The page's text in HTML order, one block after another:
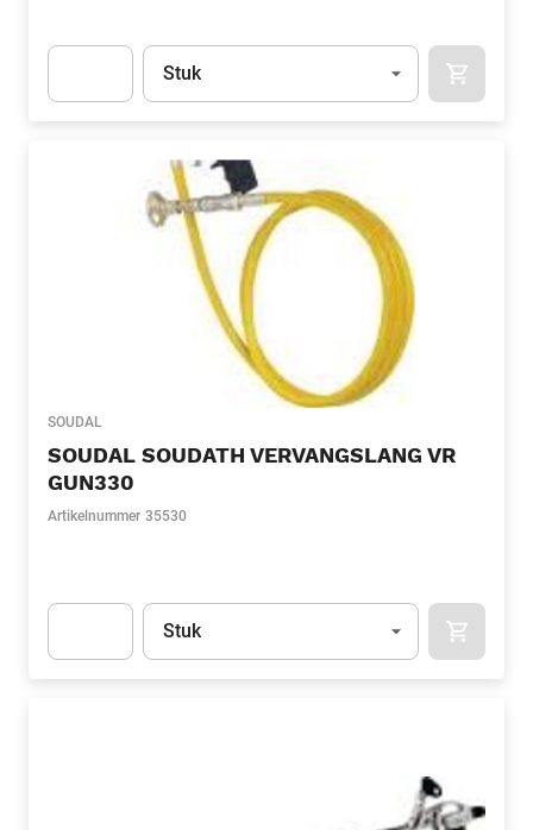
Eenheid
Stuk
SOUDAL
SOUDAL SOUDATH VERVANGSLANG VR
GUN330
Artikelnummer 35530
Eenheid
Stuk